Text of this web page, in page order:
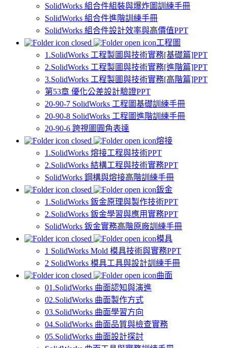
SolidWorks 組合件組裝與爆炸圖訓練手冊
SolidWorks 組合件進階訓練手冊
SolidWorks 組合件設計效率與高價值PPT
工程圖
1.SolidWorks 工程製圖與技術實務[基礎篇]PPT
2.SolidWorks 工程製圖與技術實務[進階篇]PPT
3.SolidWorks 工程製圖與技術實務[高階篇]PPT
第53章 優化公差設計驗證PPT
20-90-7 SolidWorks 工程圖基礎訓練手冊
20-90-8 SolidWorks 工程圖進階訓練手冊
20-90-6 跨視圖圓角表達
熔接
1.SolidWorks 熔接工程與技術PPT
2.SolidWorks 結構工程與技術實務PPT
SolidWorks 鋼構與熔接高階訓練手冊
鈑金
1.SolidWorks 鈑金原理與製作技術PPT
2.SolidWorks 鈑金學習與應用實務PPT
SolidWorks 鈑金實務高階原廠訓練手冊
模具
1 SolidWorks Mold 模具技術與實務PPT
2 SolidWorks 模具工具與設計訓練手冊
曲面
01.SolidWorks 曲面認知與演進
02.SolidWorks 曲面製作方式
03.SolidWorks 曲面學習方向
04.SolidWorks 曲面品質與檢查實務
05.SolidWorks 曲面設計探討